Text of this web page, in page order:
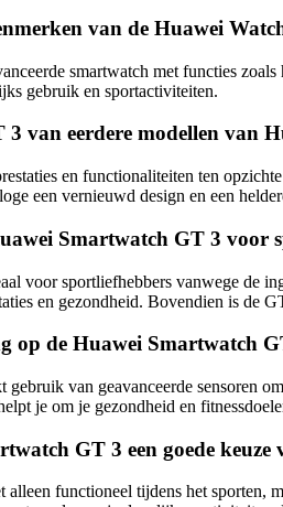
van de Huawei
smartwatch met functies
gebruik en sportactiviteiten.
van eerdere modellen van
en functionaliteiten ten
een vernieuwd design en een
Smartwatch GT 3 voor
voor sportliefhebbers vanwege de
en gezondheid. Bovendien is de
op de Huawei Smartwatch
van geavanceerde sensoren
je om je gezondheid en
GT 3 een goede
functioneel tijdens het sporten,